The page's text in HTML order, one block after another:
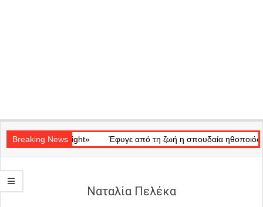
Navigation
Menu
Breaking News
«Ray of Light» Έφυγε από τη ζωή η σπουδαία ηθοποιός Μάρω
Ναταλία Πελέκα